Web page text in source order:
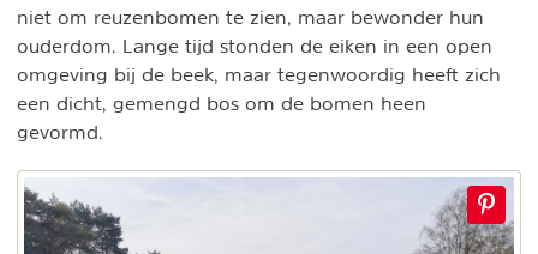
niet om reuzenbomen te zien, maar bewonder hun
ouderdom. Lange tijd stonden de eiken in een open
omgeving bij de beek, maar tegenwoordig heeft zich
een dicht, gemengd bos om de bomen heen
gevormd.